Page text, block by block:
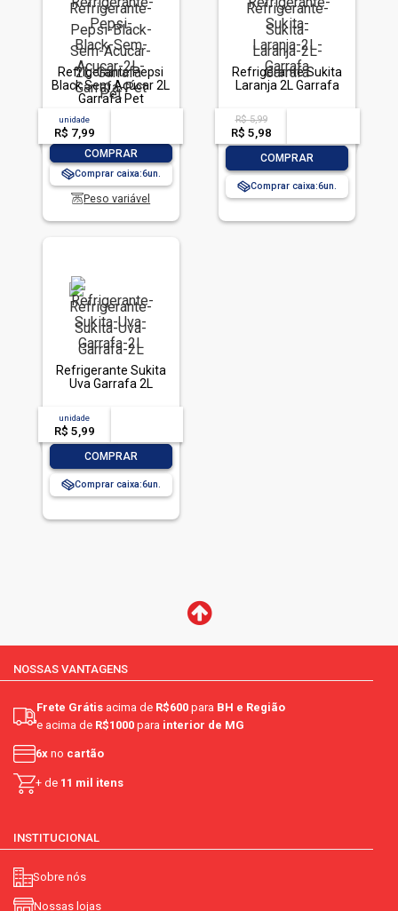
Refrigerante Pepsi
Black Sem Açúcar 2L
Garrafa Pet
unidade
R$ 7,99
COMPRAR
Comprar caixa:6
Peso variável
Refrigerante Sukita
Laranja 2L Garrafa
R$ 5,99
R$ 5,98
COMPRAR
Comprar caixa:6
Refrigerante Sukita
Uva Garrafa 2L
unidade
R$ 5,99
COMPRAR
Comprar caixa:6
NOSSAS VANTAGENS
Frete Grátis acima de R$600 para BH e Região
e acima de R$1000 para interior de MG
6x no cartão
+ de 11 mil itens
INSTITUCIONAL
Sobre nós
Nossas lojas